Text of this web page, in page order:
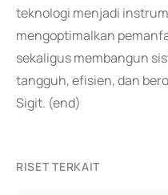
teknologi menjadi
mengoptimalkan
sekaligus membangun
tangguh, efisien, dan
Sigit. (end)
RISET TERKAIT